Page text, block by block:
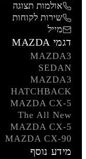
אולמות תצוגה
שירות לקוחות
מייל
דגמי MAZDA
MAZDA3
SEDAN
MAZDA3
HATCHBACK
MAZDA CX-5
The All New
MAZDA CX-5
MAZDA CX-90
מידע נוסף